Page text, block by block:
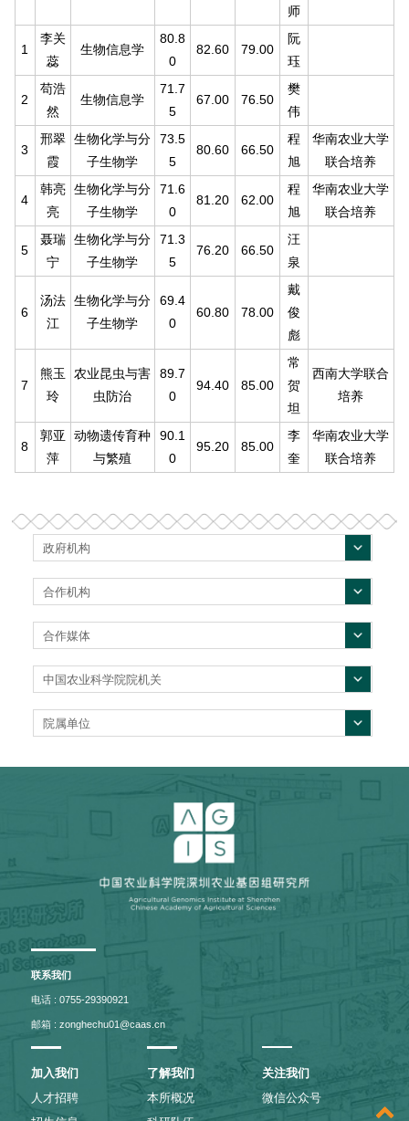
师
1
李关
蕊
生物信息学
80.8
0
82.60 79.00
阮
珏
2
苟浩
然
生物信息学
71.7
5
67.00 76.50
樊
伟
3
邢翠
霞
生物化学与分
子生物学
73.5
5
80.60 66.50
程
旭
华南农业大学
联合培养
4
韩亮
亮
生物化学与分
子生物学
71.6
0
81.20 62.00
程
旭
华南农业大学
联合培养
5
聂瑞
宁
生物化学与分
子生物学
71.3
5
76.20 66.50
汪
泉
6
汤法
江
生物化学与分
子生物学
69.4
0
60.80 78.00
戴
俊
彪
7
熊玉
玲
农业昆虫与害
虫防治
89.7
0
94.40 85.00
常
贺
坦
西南大学联合
培养
8
郭亚
萍
动物遗传育种
与繁殖
90.1
0
95.20 85.00
李
奎
华南农业大学
联合培养
政府机构
合作机构
合作媒体
中国农业科学院院机关
院属单位
联系我们
电话 : 0755-29390921
邮箱 : zonghechu01@caas.cn
加入我们
人才招聘
了解我们
本所概况
关注我们
微信公众号